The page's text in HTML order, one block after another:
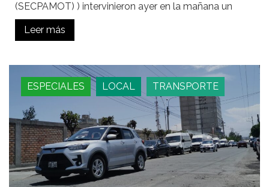
(SECPAMOT) ) intervinieron ayer en la mañana un
Leer más
ESPECIALES LOCAL TRANSPORTE